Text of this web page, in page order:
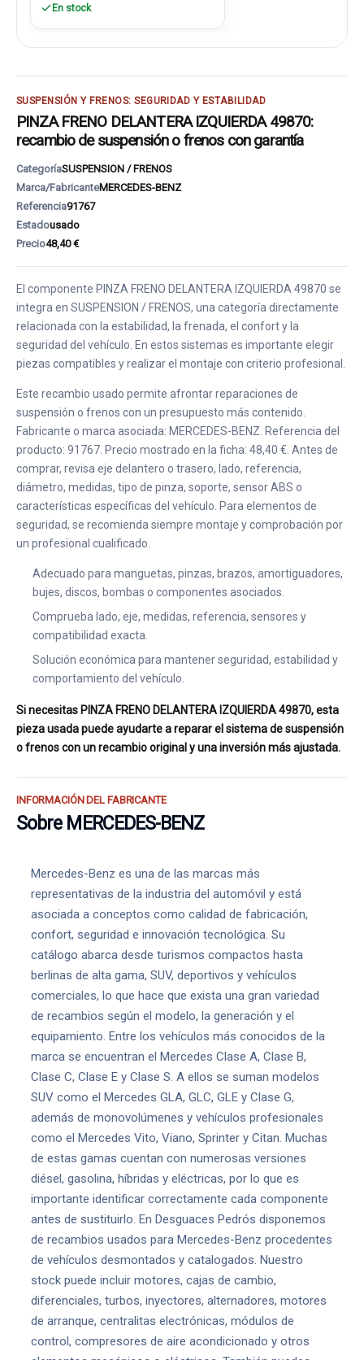
En stock
SUSPENSIÓN Y FRENOS: SEGURIDAD Y ESTABILIDAD
PINZA FRENO DELANTERA IZQUIERDA 49870:
recambio de suspensión o frenos con garantía
CategoríaSUSPENSION / FRENOS
Marca/FabricanteMERCEDES-BENZ
Referencia91767
Estadousado
Precio48,40 €
El componente PINZA FRENO DELANTERA IZQUIERDA 49870 se
integra en SUSPENSION / FRENOS, una categoría directamente
relacionada con la estabilidad, la frenada, el confort y la
seguridad del vehículo. En estos sistemas es importante elegir
piezas compatibles y realizar el montaje con criterio profesional.
Este recambio usado permite afrontar reparaciones de
suspensión o frenos con un presupuesto más contenido.
Fabricante o marca asociada: MERCEDES-BENZ. Referencia del
producto: 91767. Precio mostrado en la ficha: 48,40 €. Antes de
comprar, revisa eje delantero o trasero, lado, referencia,
diámetro, medidas, tipo de pinza, soporte, sensor ABS o
características específicas del vehículo. Para elementos de
seguridad, se recomienda siempre montaje y comprobación por
un profesional cualificado.
Adecuado para manguetas, pinzas, brazos, amortiguadores,
bujes, discos, bombas o componentes asociados.
Comprueba lado, eje, medidas, referencia, sensores y
compatibilidad exacta.
Solución económica para mantener seguridad, estabilidad y
comportamiento del vehículo.
Si necesitas PINZA FRENO DELANTERA IZQUIERDA 49870, esta
pieza usada puede ayudarte a reparar el sistema de suspensión
o frenos con un recambio original y una inversión más ajustada.
INFORMACIÓN DEL FABRICANTE
Sobre MERCEDES-BENZ
Mercedes-Benz es una de las marcas más
representativas de la industria del automóvil y está
asociada a conceptos como calidad de fabricación,
confort, seguridad e innovación tecnológica. Su
catálogo abarca desde turismos compactos hasta
berlinas de alta gama, SUV, deportivos y vehículos
comerciales, lo que hace que exista una gran variedad
de recambios según el modelo, la generación y el
equipamiento. Entre los vehículos más conocidos de la
marca se encuentran el Mercedes Clase A, Clase B,
Clase C, Clase E y Clase S. A ellos se suman modelos
SUV como el Mercedes GLA, GLC, GLE y Clase G,
además de monovolúmenes y vehículos profesionales
como el Mercedes Vito, Viano, Sprinter y Citan. Muchas
de estas gamas cuentan con numerosas versiones
diésel, gasolina, híbridas y eléctricas, por lo que es
importante identificar correctamente cada componente
antes de sustituirlo. En Desguaces Pedrós disponemos
de recambios usados para Mercedes-Benz procedentes
de vehículos desmontados y catalogados. Nuestro
stock puede incluir motores, cajas de cambio,
diferenciales, turbos, inyectores, alternadores, motores
de arranque, centralitas electrónicas, módulos de
control, compresores de aire acondicionado y otros